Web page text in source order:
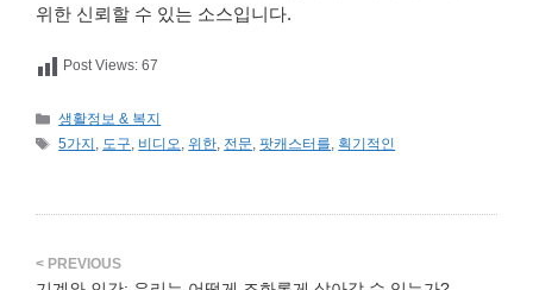
위한 신뢰할 수 있는 소스입니다.
Post Views: 67
카
테
생활정보 & 복지
태
5가지 , 도구, 비디오,위한, 전문,팟캐스터를, 획기적인